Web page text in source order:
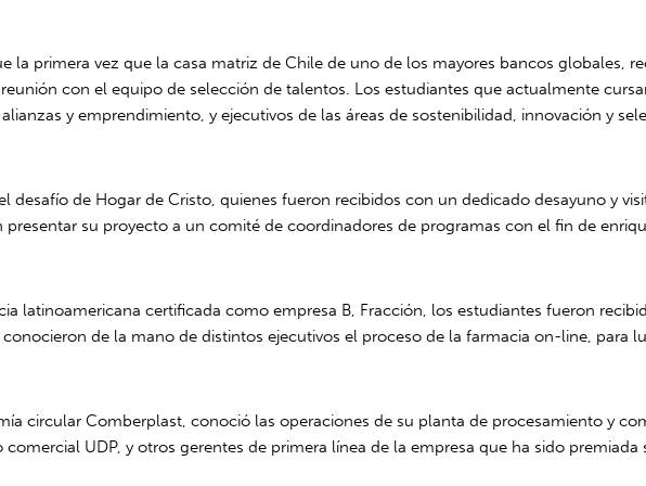
la primera vez que la casa matriz de Chile de uno de los mayores bancos globales,
con el equipo de selección de talentos. Los estudiantes que actualmente
y emprendimiento, y ejecutivos de las áreas de sostenibilidad, innovación y
desafío de Hogar de Cristo, quienes fueron recibidos con un dedicado desayuno y
su proyecto a un comité de coordinadores de programas con el fin de
latinoamericana certificada como empresa B, Fracción, los estudiantes fueron
de la mano de distintos ejecutivos el proceso de la farmacia on-line, para
circular Comberplast, conoció las operaciones de su planta de procesamiento y
UDP, y otros gerentes de primera línea de la empresa que ha sido